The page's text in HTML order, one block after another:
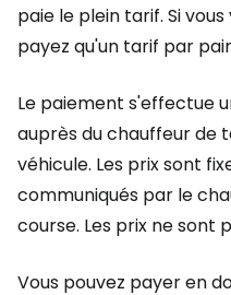
paie le plein tarif. Si
payez qu'un tarif par
Le paiement s'effectue
auprès du chauffeur de
véhicule. Les prix sont
communiqués par le
course. Les prix ne sont
Vous pouvez payer en